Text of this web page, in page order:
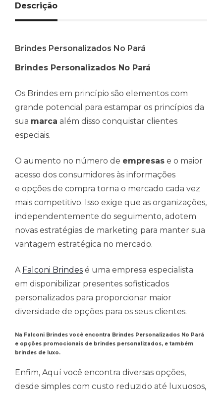
Descrição
Brindes Personalizados No Pará
Brindes Personalizados No Pará
Os Brindes em princípio são elementos com
grande potencial para estampar os princípios da
sua marca além disso conquistar clientes
especiais.
O aumento no número de empresas e o maior
acesso dos consumidores às informações
e opções de compra torna o mercado cada vez
mais competitivo. Isso exige que as organizações,
independentemente do seguimento, adotem
novas estratégias de marketing para manter sua
vantagem estratégica no mercado.
A Falconi Brindes é uma empresa especialista
em disponibilizar presentes sofisticados
personalizados para proporcionar maior
diversidade de opções para os seus clientes.
Na Falconi Brindes você encontra Brindes Personalizados No Pará
e opções promocionais de brindes personalizados, e também
brindes de luxo.
Enfim, Aquí você encontra diversas opções,
desde simples com custo reduzido até luxuosos,